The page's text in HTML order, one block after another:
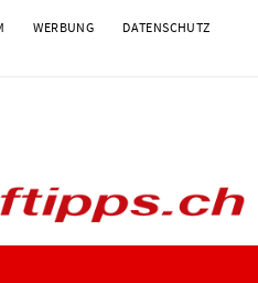
WERBUNG
DATENSCHUTZ